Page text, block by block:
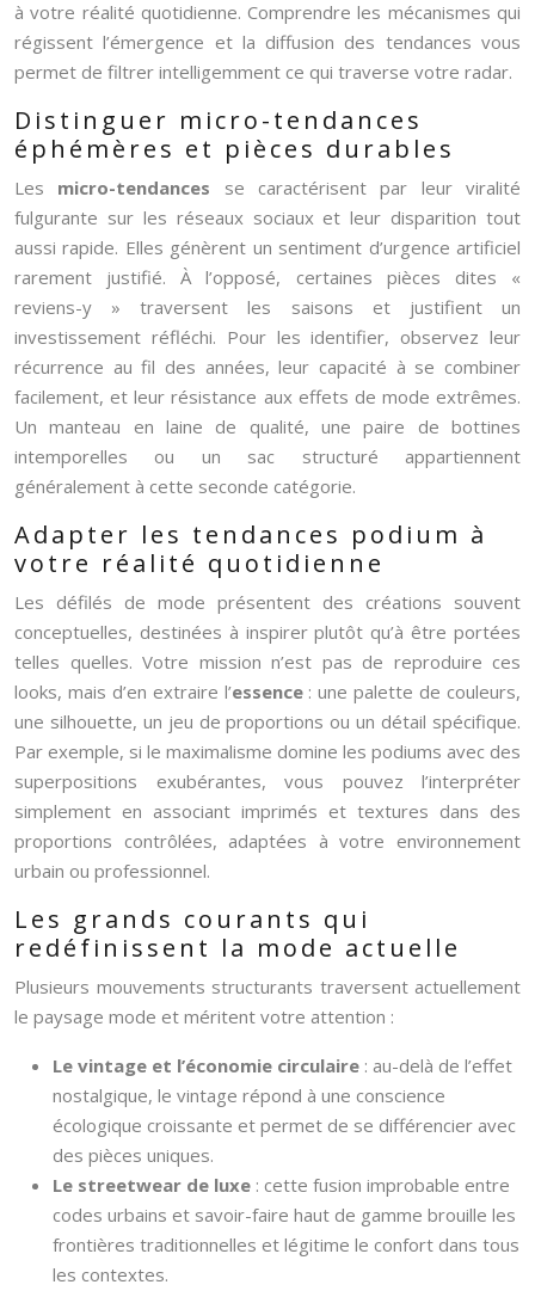
à votre réalité quotidienne. Comprendre les mécanismes qui
régissent l’émergence et la diffusion des tendances vous
permet de filtrer intelligemment ce qui traverse votre radar.
Distinguer micro-tendances
éphémères et pièces durables
Les micro-tendances se caractérisent par leur viralité
fulgurante sur les réseaux sociaux et leur disparition tout
aussi rapide. Elles génèrent un sentiment d’urgence artificiel
rarement justifié. À l’opposé, certaines pièces dites «
reviens-y » traversent les saisons et justifient un
investissement réfléchi. Pour les identifier, observez leur
récurrence au fil des années, leur capacité à se combiner
facilement, et leur résistance aux effets de mode extrêmes.
Un manteau en laine de qualité, une paire de bottines
intemporelles ou un sac structuré appartiennent
généralement à cette seconde catégorie.
Adapter les tendances podium à
votre réalité quotidienne
Les défilés de mode présentent des créations souvent
conceptuelles, destinées à inspirer plutôt qu’à être portées
telles quelles. Votre mission n’est pas de reproduire ces
looks, mais d’en extraire l’essence: une palette de couleurs,
une silhouette, un jeu de proportions ou un détail spécifique.
Par exemple, si le maximalisme domine les podiums avec des
superpositions exubérantes, vous pouvez l’interpréter
simplement en associant imprimés et textures dans des
proportions contrôlées, adaptées à votre environnement
urbain ou professionnel.
Les grands courants qui
redéfinissent la mode actuelle
Plusieurs mouvements structurants traversent actuellement
le paysage mode et méritent votre attention :
Le vintage et l’économie circulaire : au-delà de l’effet
nostalgique, le vintage répond à une conscience
écologique croissante et permet de se différencier avec
des pièces uniques.
Le streetwear de luxe : cette fusion improbable entre
codes urbains et savoir-faire haut de gamme brouille les
frontières traditionnelles et légitime le confort dans tous
les contextes.